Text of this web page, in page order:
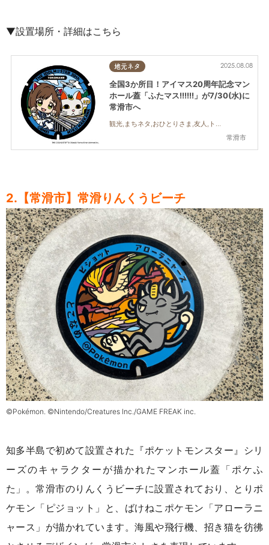
▼設置場所・詳細はこちら
地元ネタ
常滑市
2025.08.08
全国3か所目！アイマス20周年記念マン
ホール蓋「ふたマス!!!!!!」が7/30(水)に
常滑市へ
観光,まちネタ,おひとりさま,友人,トレンド
2.【常滑市】常滑りんくうビーチ
©Pokémon. ©Nintendo/Creatures Inc./GAME FREAK inc.
知多半島で初めて設置された『ポケットモンスター』シリ
ーズのキャラクターが描かれたマンホール蓋「ポケふ
た」。常滑市のりんくうビーチに設置されており、とりポ
ケモン「ピジョット」と、ばけねこポケモン「アローラニ
ャース」が描かれています。海風や飛行機、招き猫を彷彿